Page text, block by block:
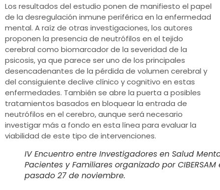
Los resultados del estudio ponen de manifiesto el papel
de la desregulación inmune periférica en la enfermedad
mental. A raíz de otras investigaciones, los autores
proponen la presencia de neutrófilos en el tejido
cerebral como biomarcador de la severidad de la
psicosis, ya que parece ser uno de los principales
desencadenantes de la pérdida de volumen cerebral y
del consiguiente declive clínico y cognitivo en estas
enfermedades. También se abre la puerta a posibles
tratamientos basados en bloquear la entrada de
neutrófilos en el cerebro, aunque será necesario
investigar más a fondo en esta línea para evaluar la
viabilidad de este tipo de intervenciones.
IV Encuentro entre Investigadores en Salud
Pacientes y Familiares organizado por CIBERSAM
pasado 27 de noviembre.